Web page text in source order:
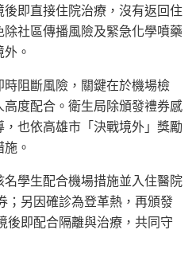
即直接住院治療，沒有返回住
社區傳播風險及緊急化學噴藥
。
阻斷風險，關鍵在於機場檢
度配合。衛生局除頒發禮券感
也依高雄市「決戰境外」獎勵
。
學生配合機場措施並入住醫院
；另因確診為登革熱，再頒發
後即配合隔離與治療，共同守